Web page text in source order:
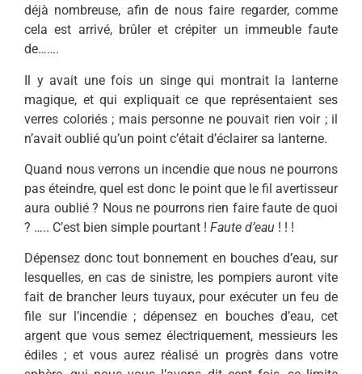
déjà nombreuse, afin de nous faire regarder, comme
cela est arrivé, brûler et crépiter un immeuble faute
de…….
Il y avait une fois un singe qui montrait la lanterne
magique, et qui expliquait ce que représentaient ses
verres coloriés ; mais personne ne pouvait rien voir ; il
n’avait oublié qu’un point c’était d’éclairer sa lanterne.
Quand nous verrons un incendie que nous ne pourrons
pas éteindre, quel est donc le point que le fil avertisseur
aura oublié ? Nous ne pourrons rien faire faute de quoi
? ….. C’est bien simple pourtant ! Faute d’eau ! ! !
Dépensez donc tout bonnement en bouches d’eau, sur
lesquelles, en cas de sinistre, les pompiers auront vite
fait de brancher leurs tuyaux, pour exécuter un feu de
file sur l’incendie ; dépensez en bouches d’eau, cet
argent que vous semez électriquement, messieurs les
édiles ; et vous aurez réalisé un progrès dans votre